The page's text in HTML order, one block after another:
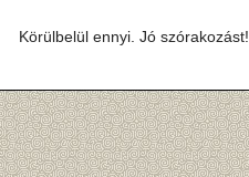
Körülbelül ennyi. Jó szórakozást!